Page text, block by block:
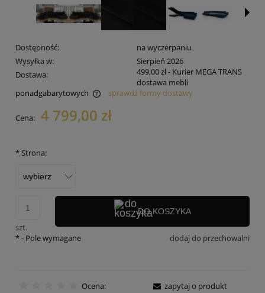
Dostępność:
na wyczerpaniu
Wysyłka w:
Sierpień 2026
Dostawa:
499,00 zł- Kurier MEGA TRANS
dostawa mebli
ponadgabarytowych
sprawdź formy dostawy
Cena: 4 799,00 zł
* Strona:
szt.
DO KOSZYKA
dodaj do przechowalni
*- Pole wymagane
Ocena:
zapytaj o produkt